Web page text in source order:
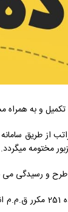
و به همراه
مختومه میگردد.
و رسیدگی می
🔹️ چنانچه شاکی از